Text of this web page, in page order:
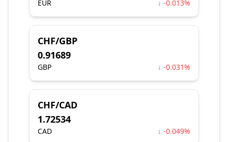
EUR ↓ -0.013%
CHF/GBP
0.91689
GBP ↓ -0.031%
CHF/CAD
1.72534
CAD ↓ -0.049%